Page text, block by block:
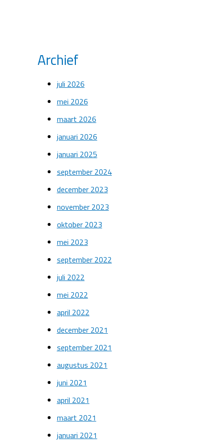
Archief
juli 2026
mei 2026
maart 2026
januari 2026
januari 2025
september 2024
december 2023
november 2023
oktober 2023
mei 2023
september 2022
juli 2022
mei 2022
april 2022
december 2021
september 2021
augustus 2021
juni 2021
april 2021
maart 2021
januari 2021